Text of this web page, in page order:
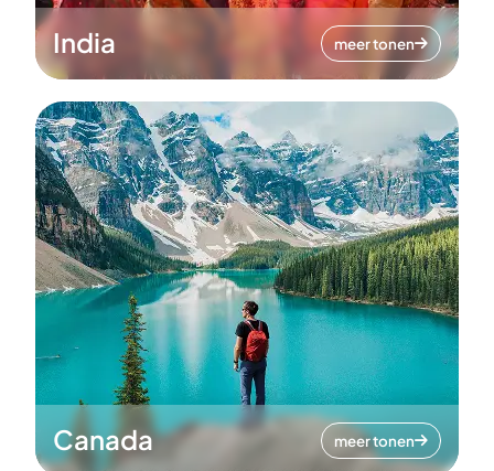
India meer tonen
Canada meer tonen